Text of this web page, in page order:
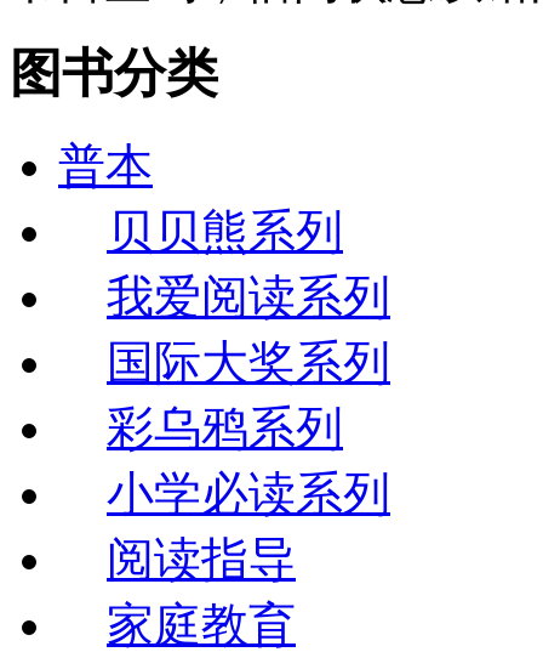
图书分类
普本
贝贝熊系列
我爱阅读系列
国际大奖系列
彩乌鸦系列
小学必读系列
阅读指导
家庭教育